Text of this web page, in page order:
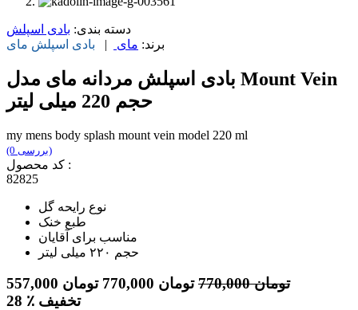
دسته بندی: بادی اسپلش
برند: مای | بادی اسپلش مای
بادی اسپلش مردانه مای مدل Mount Vein
حجم 220 میلی لیتر
my mens body splash mount vein model 220 ml
(0 بررسی)
کد محصول :
82825
نوع رایحه گل
طبع خنک
مناسب برای آقایان
حجم ۲۲۰ میلی لیتر
557,000 تومان 770,000 تومان 770,000 تومان
28
٪ تخفیف